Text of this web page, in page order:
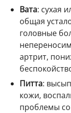
Вата: сухая
общая
головные
артрит,
Питта:
кожи,
проблемы